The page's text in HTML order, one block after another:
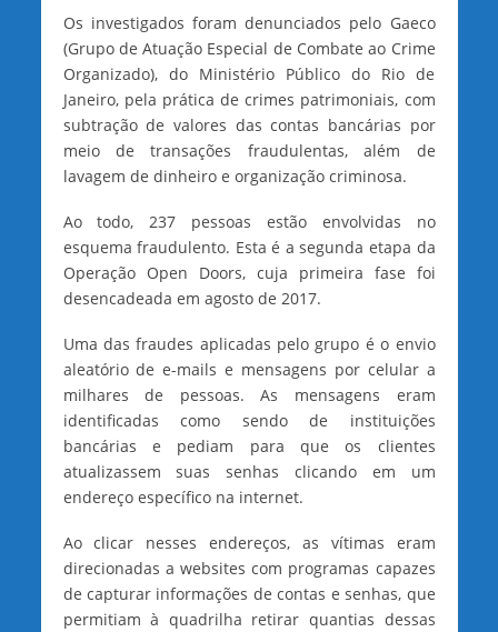
Os investigados foram denunciados pelo Gaeco
(Grupo de Atuação Especial de Combate ao Crime
Organizado), do Ministério Público do Rio de
Janeiro, pela prática de crimes patrimoniais, com
subtração de valores das contas bancárias por
meio de transações fraudulentas, além de
lavagem de dinheiro e organização criminosa.
Ao todo, 237 pessoas estão envolvidas no
esquema fraudulento. Esta é a segunda etapa da
Operação Open Doors, cuja primeira fase foi
desencadeada em agosto de 2017.
Uma das fraudes aplicadas pelo grupo é o envio
aleatório de e-mails e mensagens por celular a
milhares de pessoas. As mensagens eram
identificadas como sendo de instituições
bancárias e pediam para que os clientes
atualizassem suas senhas clicando em um
endereço específico na internet.
Ao clicar nesses endereços, as vítimas eram
direcionadas a websites com programas capazes
de capturar informações de contas e senhas, que
permitiam à quadrilha retirar quantias dessas